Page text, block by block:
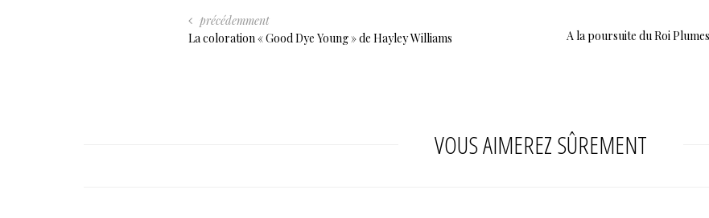
précédemment
La coloration « Good Dye Young » de Hayley Williams
A la poursuite du Roi
VOUS AIMEREZ SÛREMENT